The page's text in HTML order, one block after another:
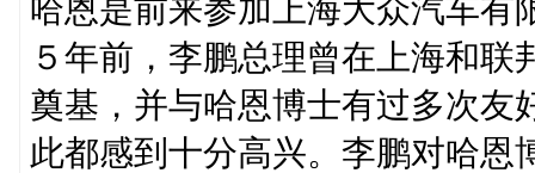
哈恩是前来参加上海大众汽车有
５年前，李鹏总理曾在上海和
奠基，并与哈恩博士有过多次友
此都感到十分高兴。李鹏对哈恩